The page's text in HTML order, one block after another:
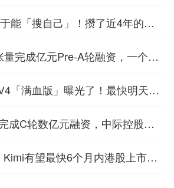
能「搜自己」！攒了近4年的对
完成亿元Pre-A轮融资，一个上
「满血版」曝光了！最快明天发
成C轮数亿元融资，中际控股领
有望最快6个月内港股上市；